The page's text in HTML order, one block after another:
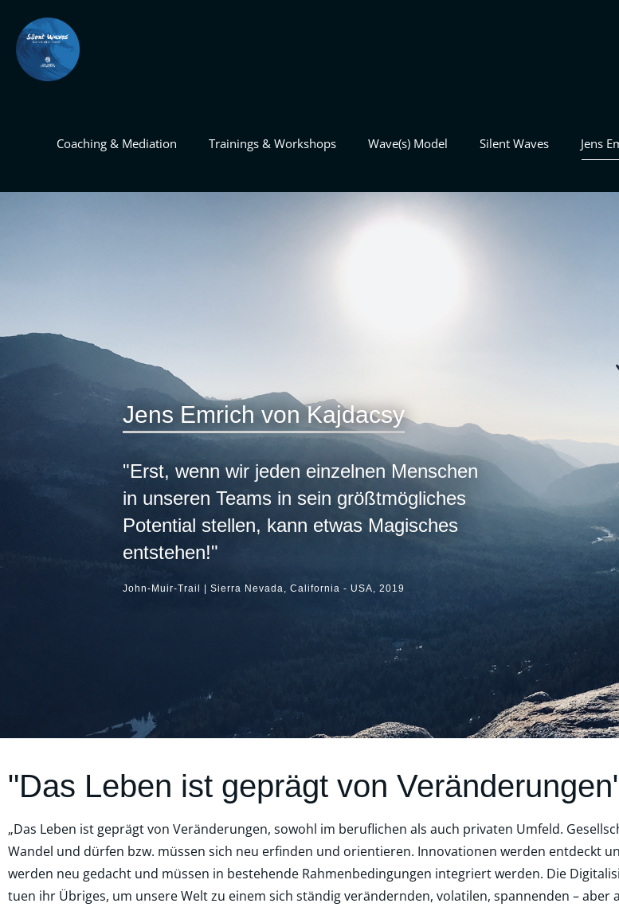
Coaching & Mediation Trainings & Workshops Wave(s) Model Silent Waves Jens
Jens Emrich von Kajdacsy
"Erst, wenn wir jeden einzelnen Menschen
in unseren Teams in sein größtmögliches
Potential stellen, kann etwas Magisches
entstehen!"
John-Muir-Trail | Sierra Nevada, California - USA, 2019
"Das Leben ist geprägt von
„Das Leben ist geprägt von Veränderungen, sowohl im beruflichen als auch privaten Umfeld.
Wandel und dürfen bzw. müssen sich neu erfinden und orientieren. Innovationen werden entdeckt
werden neu gedacht und müssen in bestehende Rahmenbedingungen integriert werden. Die
tuen ihr Übriges, um unsere Welt zu einem sich ständig verändernden, volatilen, spannenden – aber